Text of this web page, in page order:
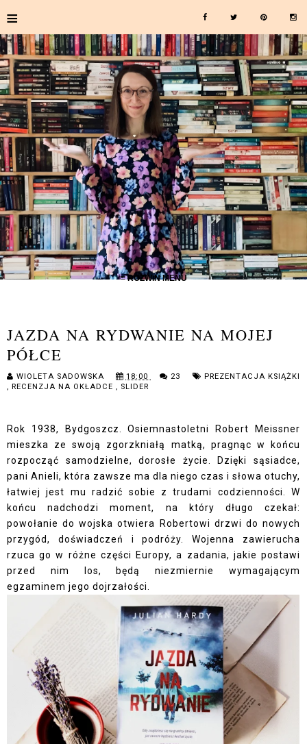
≡
≡ ROZWIŃ MENU
JAZDA NA RYDWANIE NA MOJEJ
PÓŁCE
WIOLETA SADOWSKA 18:00 23
PREZENTACJA KSIĄŻKI
, RECENZJA NA OKŁADCE , SLIDER
Rok 1938, Bydgoszcz. Osiemnastoletni Robert Meissner
mieszka ze swoją zgorzkniałą matką, pragnąc w końcu
rozpocząć samodzielne, dorosłe życie. Dzięki sąsiadce,
pani Anieli, która zawsze ma dla niego czas i słowa otuchy,
łatwiej jest mu radzić sobie z trudami codzienności. W
końcu nadchodzi moment, na który długo czekał:
powołanie do wojska otwiera Robertowi drzwi do nowych
przygód, doświadczeń i podróży. Wojenna zawierucha
rzuca go w różne części Europy, a zadania, jakie postawi
przed nim los, będą niezmiernie wymagającym
egzaminem jego dojrzałości.